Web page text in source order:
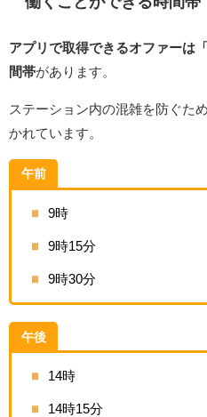
アプリで取得できるオファーは
間帯があります。
ステーション内の混雑を防ぐた
かれています。
午前
9時
9時15分
9時30分
午後
14時
14時15分